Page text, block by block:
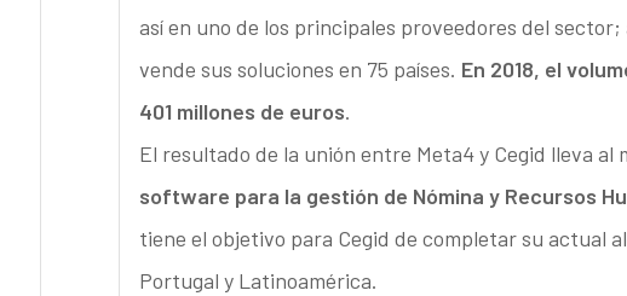
así en uno de los principales proveedores del
vende sus soluciones en 75 países. En 2018, el
401 millones de euros.
El resultado de la unión entre Meta4 y Cegid lleva al
software para la gestión de Nómina y Recursos
tiene el objetivo para Cegid de completar su actual
Portugal y Latinoamérica.